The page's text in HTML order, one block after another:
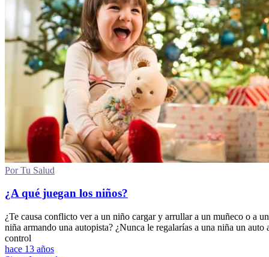
Por Tu Salud
¿A qué juegan los niños?
¿Te causa conflicto ver a un niño cargar y arrullar a un muñeco o a
niña armando una autopista? ¿Nunca le regalarías a una niña un auto
control
hace 13 años